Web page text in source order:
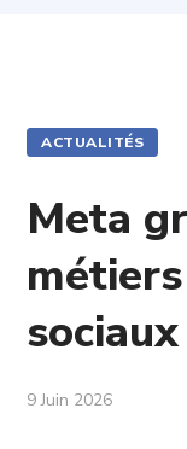
ACTUALITÉS
Meta
sociaux
9 Juin 2026